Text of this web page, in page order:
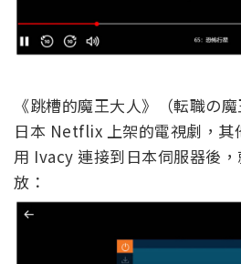
《跳槽的魔王大人》（転職の
日本 Netflix 上架的電視劇，其
用 Ivacy 連接到日本伺服器後
放：